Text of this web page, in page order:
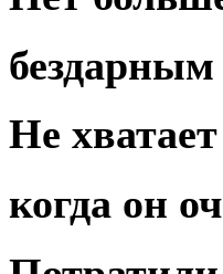
Не
когда он